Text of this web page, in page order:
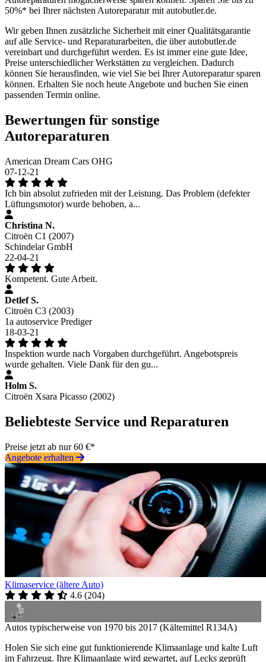
50%* bei Ihrer nächsten Autoreparatur mit autobutler.de.
Wir geben Ihnen zusätzliche Sicherheit mit einer Qualitätsgarantie
auf alle Service- und Reparaturarbeiten, die über autobutler.de
vereinbart und durchgeführt werden. Es ist immer eine gute Idee,
Preise unterschiedlicher Werkstätten zu vergleichen. Dadurch
können Sie herausfinden, wie viel Sie bei Ihrer Autoreparatur sparen
können. Erhalten Sie noch heute Angebote und buchen Sie einen
passenden Termin online.
Bewertungen für sonstige
Autoreparaturen
American Dream Cars OHG
07-12-21
Ich bin absolut zufrieden mit der Leistung. Das Problem (defekter
Lüftungsmotor) wurde behoben, a...
Christina N.
Citroën C1 (2007)
Schindelar GmbH
22-04-21
Kompetent. Gute Arbeit.
Detlef S.
Citroën C3 (2003)
1a autoservice Prediger
18-03-21
Inspektion wurde nach Vorgaben durchgeführt. Angebotspreis
wurde gehalten. Viele Dank für den gu...
Holm S.
Citroën Xsara Picasso (2002)
Beliebteste Service und Reparaturen
Preise jetzt ab nur 60 €*
Angebote erhalten
Klimaservice (ältere Auto)
4.6 (204)
Autos typischerweise von 1970 bis 2017 (Kältemittel R134A)
Holen Sie sich eine gut funktionierende Klimaanlage und kalte Luft
im Fahrzeug. Ihre Klimaanlage wird gewartet, auf Lecks geprüft